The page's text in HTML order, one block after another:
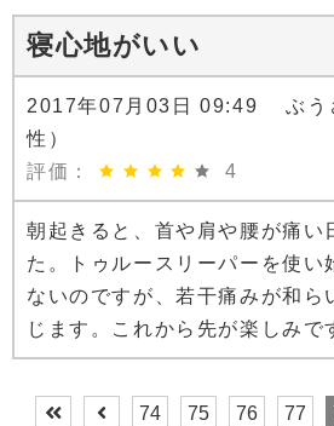
寝心地がいい
2017年07月03日 09:49 ぶう
性）
評価：
4
朝起きると、首や肩や腰が痛い
た。トゥルースリーパーを使い
ないのですが、若干痛みが和ら
じます。これから先が楽しみで
74 75 76 77